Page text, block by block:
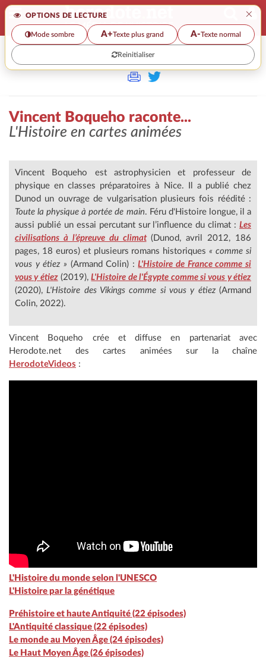
OPTIONS DE LECTURE ×
Mode sombre A+Texte plus grand A-Texte normal
Reinitialiser
>
Vincent Boqueho raconte...
L'Histoire en cartes animées
Vincent Boqueho est astrophysicien et professeur de
physique en classes préparatoires à Nice. Il a publié chez
Dunod un ouvrage de vulgarisation plusieurs fois réédité :
Toute la physique à portée de main. Féru d'Histoire longue, il a
aussi publié un essai percutant sur l’influence du climat : Les
civilisations à l’épreuve du climat(Dunod, avril 2012, 186
pages, 18 euros) et plusieurs romans historiques« comme si
vous y étiez » (Armand Colin) :L'Histoire de France comme si
vous y étiez(2019),L'Histoire de l'Égypte comme si vous y étiez
(2020),L'Histoire des Vikings comme si vous y étiez(Armand
Colin, 2022).
Vincent Boqueho crée et diffuse en partenariat avec
Herodote.net des cartes animées sur la chaîne
HerodoteVideos :
L'Histoire du monde selon l'UNESCO
L'Histoire par la génétique
Préhistoire et haute Antiquité (22 épisodes)
L'Antiquité classique (22 épisodes)
Le monde au Moyen Âge (24 épisodes)
Le Haut Moyen Âge (26 épisodes)